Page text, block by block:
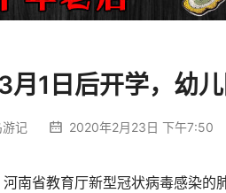
月1日后开学，幼
记 2020年2月23日 下午7:50
南省教育厅新型冠状病毒感染的